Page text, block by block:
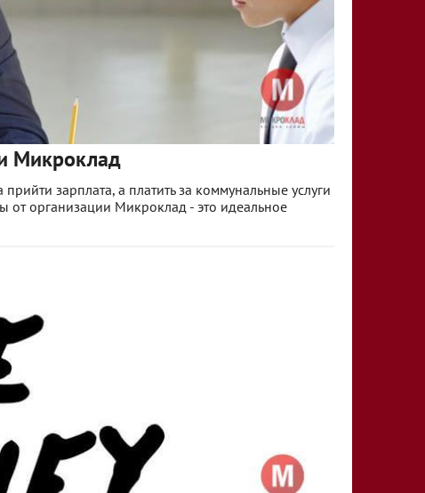
Микроклад
зарплата, а платить за коммунальные услуги
от организации Микроклад - это идеальное